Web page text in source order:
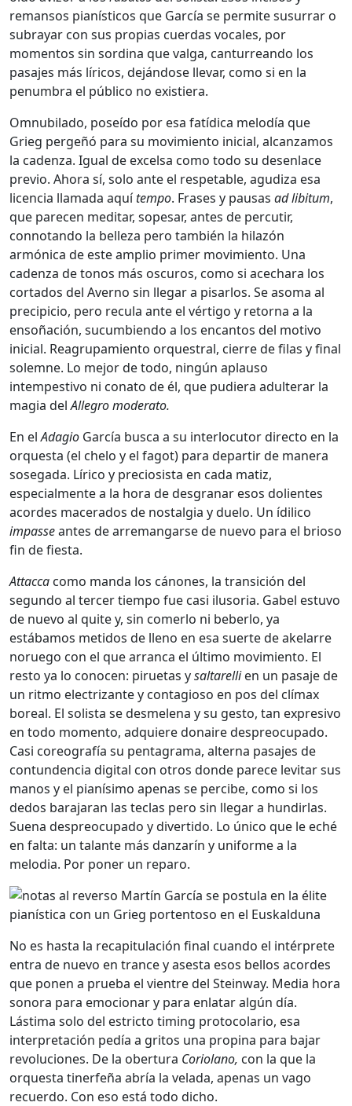
remansos pianísticos que García se permite susurrar o
subrayar con sus propias cuerdas vocales, por
momentos sin sordina que valga, canturreando los
pasajes más líricos, dejándose llevar, como si en la
penumbra el público no existiera.
Omnubilado, poseído por esa fatídica melodía que
Grieg pergeñó para su movimiento inicial, alcanzamos
la cadenza. Igual de excelsa como todo su desenlace
previo. Ahora sí, solo ante el respetable, agudiza esa
licencia llamada aquítempo. Frases y pausas ad libitum,
que parecen meditar, sopesar, antes de percutir,
connotando la belleza pero también la hilazón
armónica de este amplio primer movimiento. Una
cadenza de tonos más oscuros, como si acechara los
cortados del Averno sin llegar a pisarlos. Se asoma al
precipicio, pero recula ante el vértigo y retorna a la
ensoñación, sucumbiendo a los encantos del motivo
inicial. Reagrupamiento orquestral, cierre de filas y final
solemne. Lo mejor de todo, ningún aplauso
intempestivo ni conato de él, que pudiera adulterar la
magia delAllegro moderato.
En elAdagio García busca a su interlocutor directo en la
orquesta (el chelo y el fagot) para departir de manera
sosegada. Lírico y preciosista en cada matiz,
especialmente a la hora de desgranar esos dolientes
acordes macerados de nostalgia y duelo. Un ídilico
impasseantes de arremangarse de nuevo para el brioso
fin de fiesta.
Attacca como manda los cánones, la transición del
segundo al tercer tiempo fue casi ilusoria. Gabel estuvo
de nuevo al quite y, sin comerlo ni beberlo, ya
estábamos metidos de lleno en esa suerte de akelarre
noruego con el que arranca el último movimiento. El
resto ya lo conocen: piruetas ysaltarellien un pasaje de
un ritmo electrizante y contagioso en pos del clímax
boreal. El solista se desmelena y su gesto, tan expresivo
en todo momento, adquiere donaire despreocupado.
Casi coreografía su pentagrama, alterna pasajes de
contundencia digital con otros donde parece levitar sus
manos y el pianísimo apenas se percibe, como si los
dedos barajaran las teclas pero sin llegar a hundirlas.
Suena despreocupado y divertido. Lo único que le eché
en falta: un talante más danzarín y uniforme a la
melodia. Por poner un reparo.
No es hasta la recapitulación final cuando el intérprete
entra de nuevo en trance y asesta esos bellos acordes
que ponen a prueba el vientre del Steinway. Media hora
sonora para emocionar y para enlatar algún día.
Lástima solo del estricto timing protocolario, esa
interpretación pedía a gritos una propina para bajar
revoluciones. De la obertura Coriolano, con la que la
orquesta tinerfeña abría la velada, apenas un vago
recuerdo. Con eso está todo dicho.